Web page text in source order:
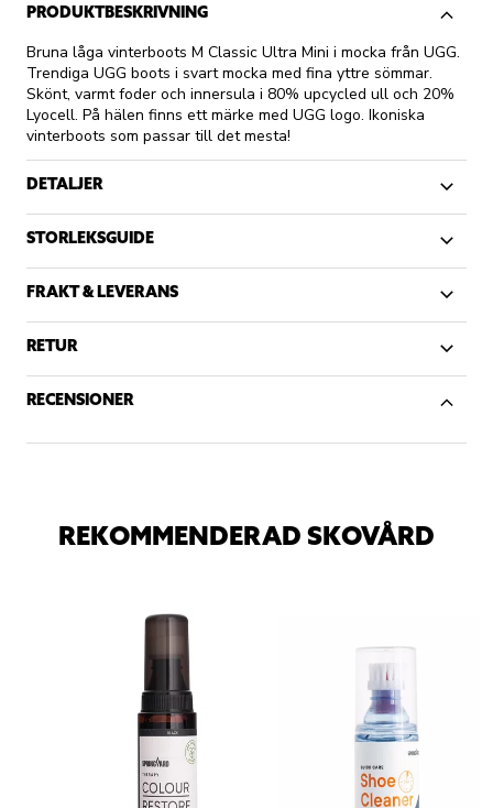
PRODUKTBESKRIVNING
Bruna låga vinterboots M Classic Ultra Mini i mocka från UGG.
Trendiga UGG boots i svart mocka med fina yttre sömmar.
Skönt, varmt foder och innersula i 80% upcycled ull och 20%
Lyocell. På hälen finns ett märke med UGG logo. Ikoniska
vinterboots som passar till det mesta!
DETALJER
STORLEKSGUIDE
FRAKT & LEVERANS
RETUR
RECENSIONER
REKOMMENDERAD SKOVÅRD